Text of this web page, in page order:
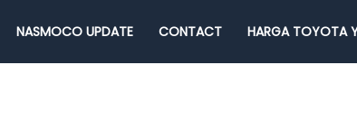
NASMOCO UPDATE CONTACT HARGA TOYOTA